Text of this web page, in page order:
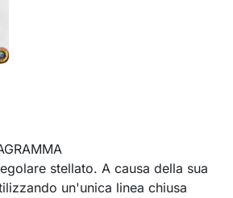
stellato. A causa della sua
un'unica linea chiusa